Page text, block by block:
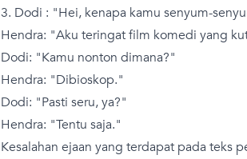
3. Dodi : "Hei, kenapa kamu senyum-
Hendra: "Aku teringat film komedi yang
Dodi: "Kamu nonton dimana?"
Hendra: "Dibioskop."
Dodi: "Pasti seru, ya?"
Hendra: "Tentu saja."
Kesalahan ejaan yang terdapat pada teks